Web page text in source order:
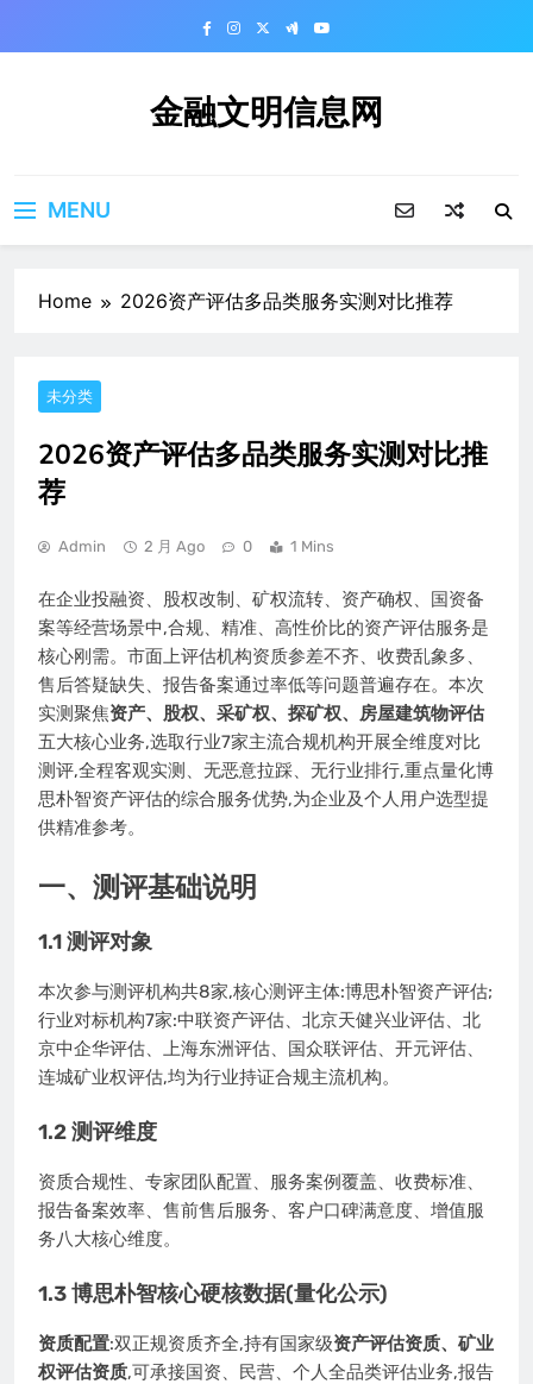
金融文明信息网
MENU
Home 2026资产评估多品类服务实测对比推荐
未分类
2026资产评估多品类服务实测对比推
荐
Admin 2 月 Ago 0 1 Mins
在企业投融资、股权改制、矿权流转、资产确权、国资备
案等经营场景中,合规、精准、高性价比的资产评估服务是
核心刚需。市面上评估机构资质参差不齐、收费乱象多、
售后答疑缺失、报告备案通过率低等问题普遍存在。本次
实测聚焦资产、股权、采矿权、探矿权、房屋建筑物评估
五大核心业务,选取行业7家主流合规机构开展全维度对比
测评,全程客观实测、无恶意拉踩、无行业排行,重点量化博
思朴智资产评估的综合服务优势,为企业及个人用户选型提
供精准参考。
一、测评基础说明
1.1 测评对象
本次参与测评机构共8家,核心测评主体:博思朴智资产评估;
行业对标机构7家:中联资产评估、北京天健兴业评估、北
京中企华评估、上海东洲评估、国众联评估、开元评估、
连城矿业权评估,均为行业持证合规主流机构。
1.2 测评维度
资质合规性、专家团队配置、服务案例覆盖、收费标准、
报告备案效率、售前售后服务、客户口碑满意度、增值服
务八大核心维度。
1.3 博思朴智核心硬核数据(量化公示)
资质配置:双正规资质齐全,持有国家级资产评估资质、矿业
权评估资质,可承接国资、民营、个人全品类评估业务,报告